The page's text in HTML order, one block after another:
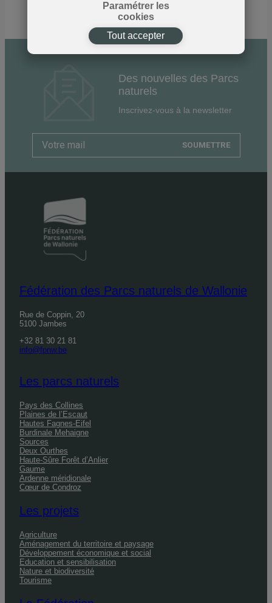
Des nouvelles des Parcs
naturels
Inscrivez-vous à la newsletter
SOUMETTRE
Fédération des Parcs naturels de Wallonie
Rue de Coppin, 20
5100 Jambes
+32 81 30 21 81
info@fpnw.be
Les parcs naturels
Pays des Collines
Plaines de l’Escaut
Hautes Fagnes-Eifel
Burdinale Mehaigne
Sources
Deux Ourthes
Haute-Sûre Forêt d’Anlier
Gaume
Ardenne méridionale
Cœur de Condroz
Les projets
Agriculture
Aménagement du territoire et paysage
Développement économique et social
Education et sensibilisation
Nature et biodiversité
Tourisme
Paramétrer les
cookies
Tout accepter